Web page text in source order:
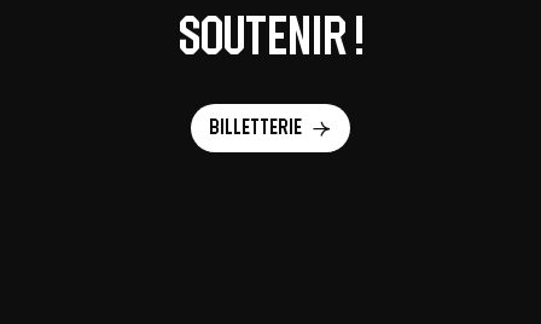
soutenir !
Billetterie